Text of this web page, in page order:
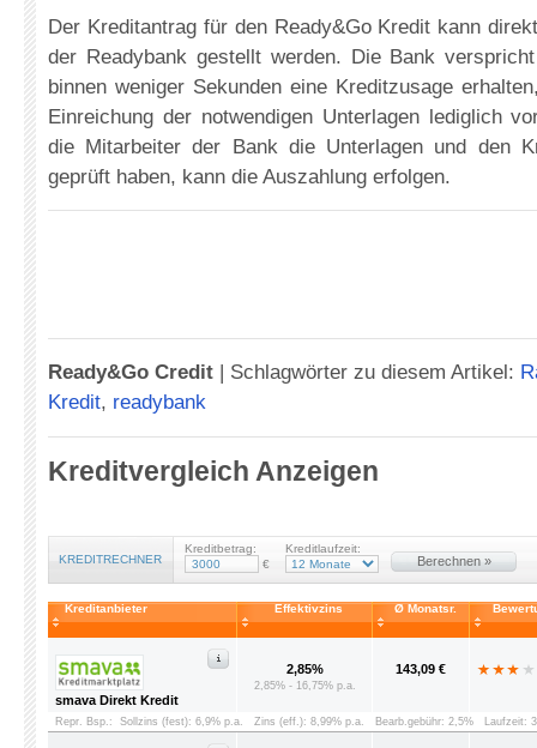
Der Kreditantrag für den Ready&Go Kredit kann
der Readybank gestellt werden. Die Bank
binnen weniger Sekunden eine Kreditzusage
Einreichung der notwendigen Unterlagen lediglich
die Mitarbeiter der Bank die Unterlagen und den
geprüft haben, kann die Auszahlung erfolgen.
Ready&Go Credit | Schlagwörter zu diesem Artikel:
Kredit, readybank
Kreditvergleich Anzeigen
KREDITRECHNER
Kreditbetrag:
€
Kreditlaufzeit:
Berechnen »
Kreditanbieter Effektivzins Ø Monatsr.
smava Direkt Kredit
2,85%
2,85% - 16,75% p.a.
143,09 €
Repr. Bsp.: Sollzins (fest): 6,9% p.a. Zins (eff.): 8,99% p.a. Bearb.gebühr: 2,5% Laufzeit: